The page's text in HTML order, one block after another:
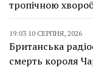
тропічною
19:03 10 СЕРПНЯ, 2026
Британська
смерть короля